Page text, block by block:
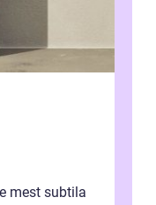
mest subtila